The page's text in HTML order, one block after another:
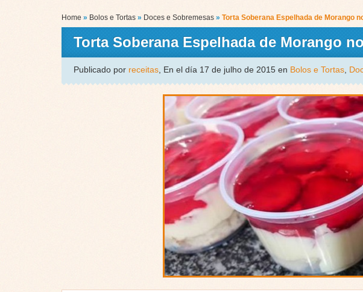
Home » Bolos e Tortas » Doces e Sobremesas » Torta Soberana Espelhada de Morango
Torta Soberana Espelhada de Morango
Publicado por receitas , En el día 17 de julho de 2015 en Bolos e Tortas